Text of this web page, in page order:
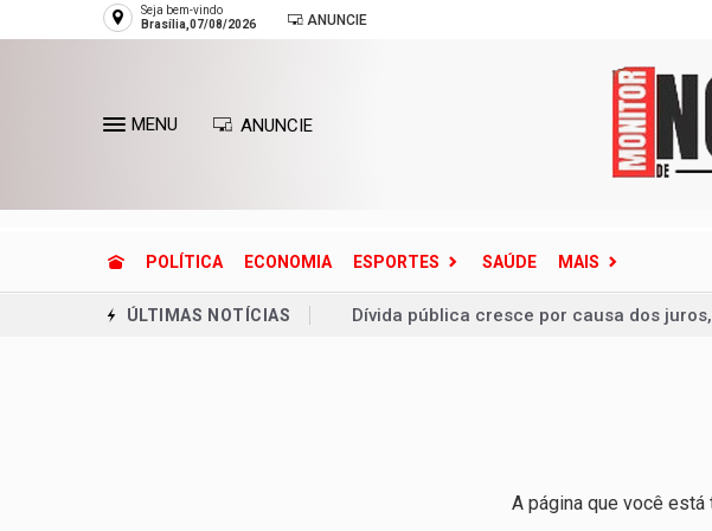
Seja bem-vindo
Brasília,07/08/2026
ANUNCIE
MENU ANUNCIE
POLÍTICA ECONOMIA ESPORTES SAÚDE MAIS
ÚLTIMAS NOTÍCIAS
Dívida pública cresce por causa dos
Endereços de Planaltina terão
Planaltina terá reforço de ônibus para a
A página que você